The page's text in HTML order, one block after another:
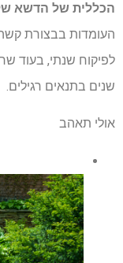
הכללית של הדשא
העומדות בבצורת
שנים בתנאים רגילים.
אולי תאהב